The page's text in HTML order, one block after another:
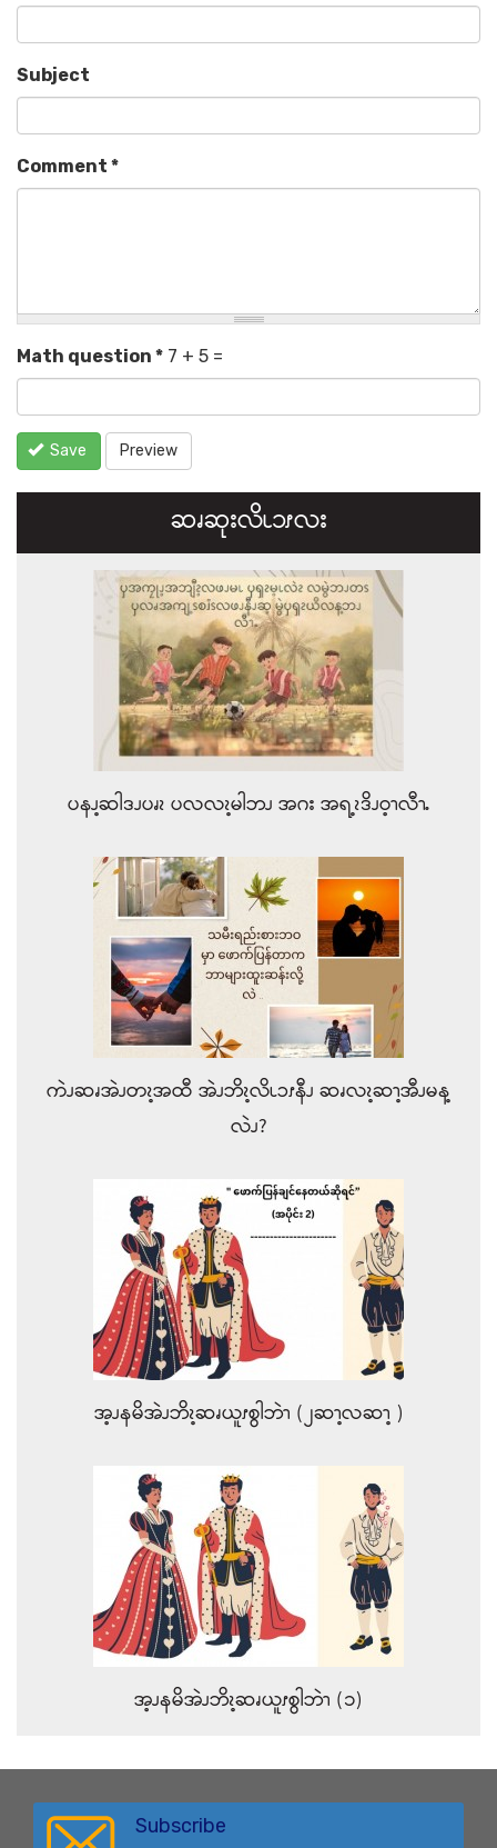
Subject
Comment *
Math question * 7 + 5 =
Save Preview
ဆၧဆုးလိၬ၁ၭလး
ပနၪ့ဆါဒၪပၧၩ ပလလၩ့မါဘၪ အဂး အရ့ၩဒိၪဝ့ၫလီၫႉ
ကဲၪဆၧအဲၪတၩ့အထီ အဲၪဘိၩ့လိၬၥၭနီၪ ဆၧလၩ့ဆၫ့အီၪမန့
လဲၪ?
အ့ၪနမိအဲၪဘိၩ့ဆၧယူၭစွါဘဲၫ (၂ဆၫ့လဆၫ့ )
အ့ၪနမိအဲၪဘိၩ့ဆၧယူၭစွါဘဲၫ (၁)
Subscribe